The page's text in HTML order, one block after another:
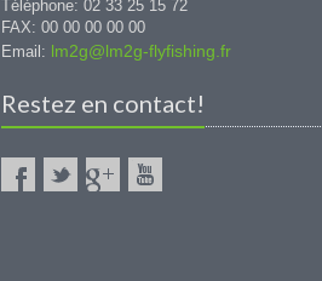
Téléphone: 02 33 25 15 72
FAX: 00 00 00 00 00
Email: lm2g@lm2g-flyfishing.fr
Restez en contact!